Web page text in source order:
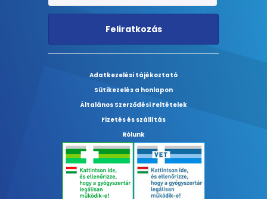
Feliratkozás
Adatkezelési tájékoztató
Sütikezelés a honlapon
Általános Szerződési Feltételek
Fizetés és szállítás
Rólunk